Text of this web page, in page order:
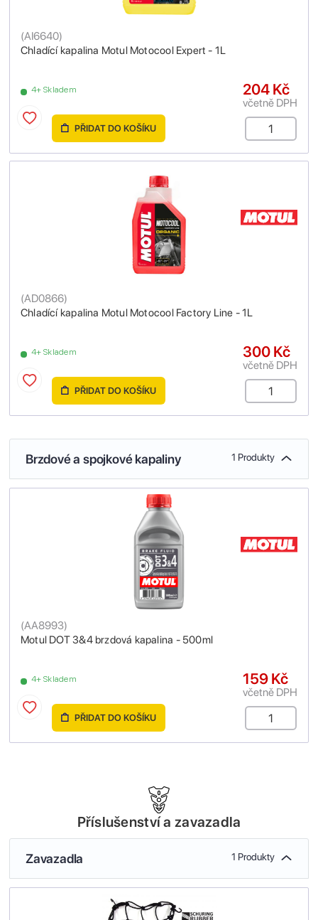
Chladící kapalina Motul Motocool Expert - 1L
(AI6640)
4+ Skladem 204 Kč
včetně DPH
PŘIDAT DO KOŠÍKU
Chladící kapalina Motul Motocool Factory Line - 1L
(AD0866)
4+ Skladem 300 Kč
včetně DPH
PŘIDAT DO KOŠÍKU
Brzdové a spojkové kapaliny 1 Produkty
Motul DOT 3&4 brzdová kapalina - 500ml
(AA8993)
4+ Skladem 159 Kč
včetně DPH
PŘIDAT DO KOŠÍKU
Příslušenství a zavazadla
Zavazadla 1 Produkty